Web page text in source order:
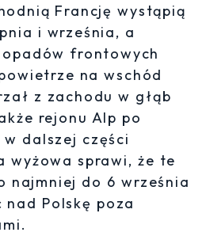
Francję wystąpią
i września, a
frontowych
na wschód
z zachodu w głąb
rejonu Alp po
w dalszej części
wyżowa sprawi, że te
najmniej do 6 września
Polskę poza